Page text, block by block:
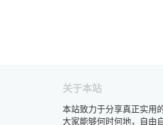
关于本站
本站致力于分享真正实用
大家能够何时何地，自由